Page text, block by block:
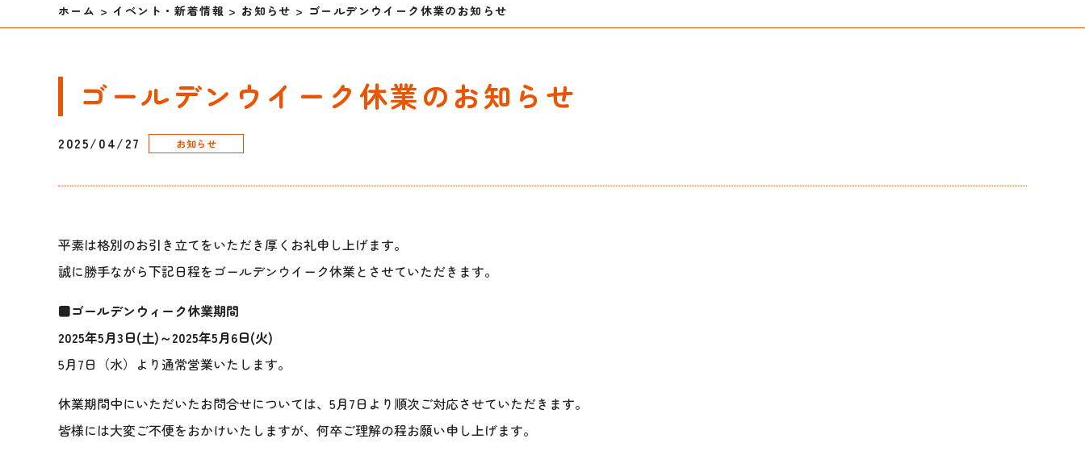
ホーム > イベント・新着情報 > お知らせ > ゴールデンウイーク休業のお知らせ
ゴールデンウイーク休業のお知らせ
2025/04/27 お知らせ
平素は格別のお引き立てをいただき厚くお礼申し上げます。
誠に勝手ながら下記日程をゴールデンウイーク休業とさせていただきます。
■ゴールデンウィーク休業期間
2025年5月3日(土)～2025年5月6日(火)
5月7日（水）より通常営業いたします。
休業期間中にいただいたお問合せについては、5月7日より順次ご対応させていただきます。
皆様には大変ご不便をおかけいたしますが、何卒ご理解の程お願い申し上げます。